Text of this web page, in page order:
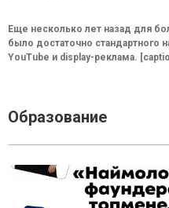
Еще несколько лет назад для
было достаточно стандартного
YouTube и display-реклама.
Образование